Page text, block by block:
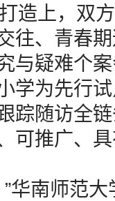
造上，双
往、青春
与疑难个
学为先行
踪随访全
可推广、
华南师范